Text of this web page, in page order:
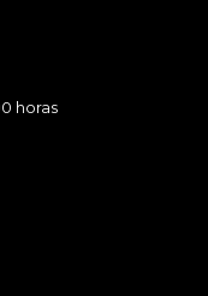
horas